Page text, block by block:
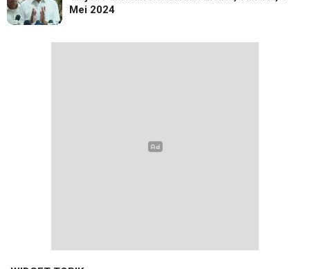
Mei 2024